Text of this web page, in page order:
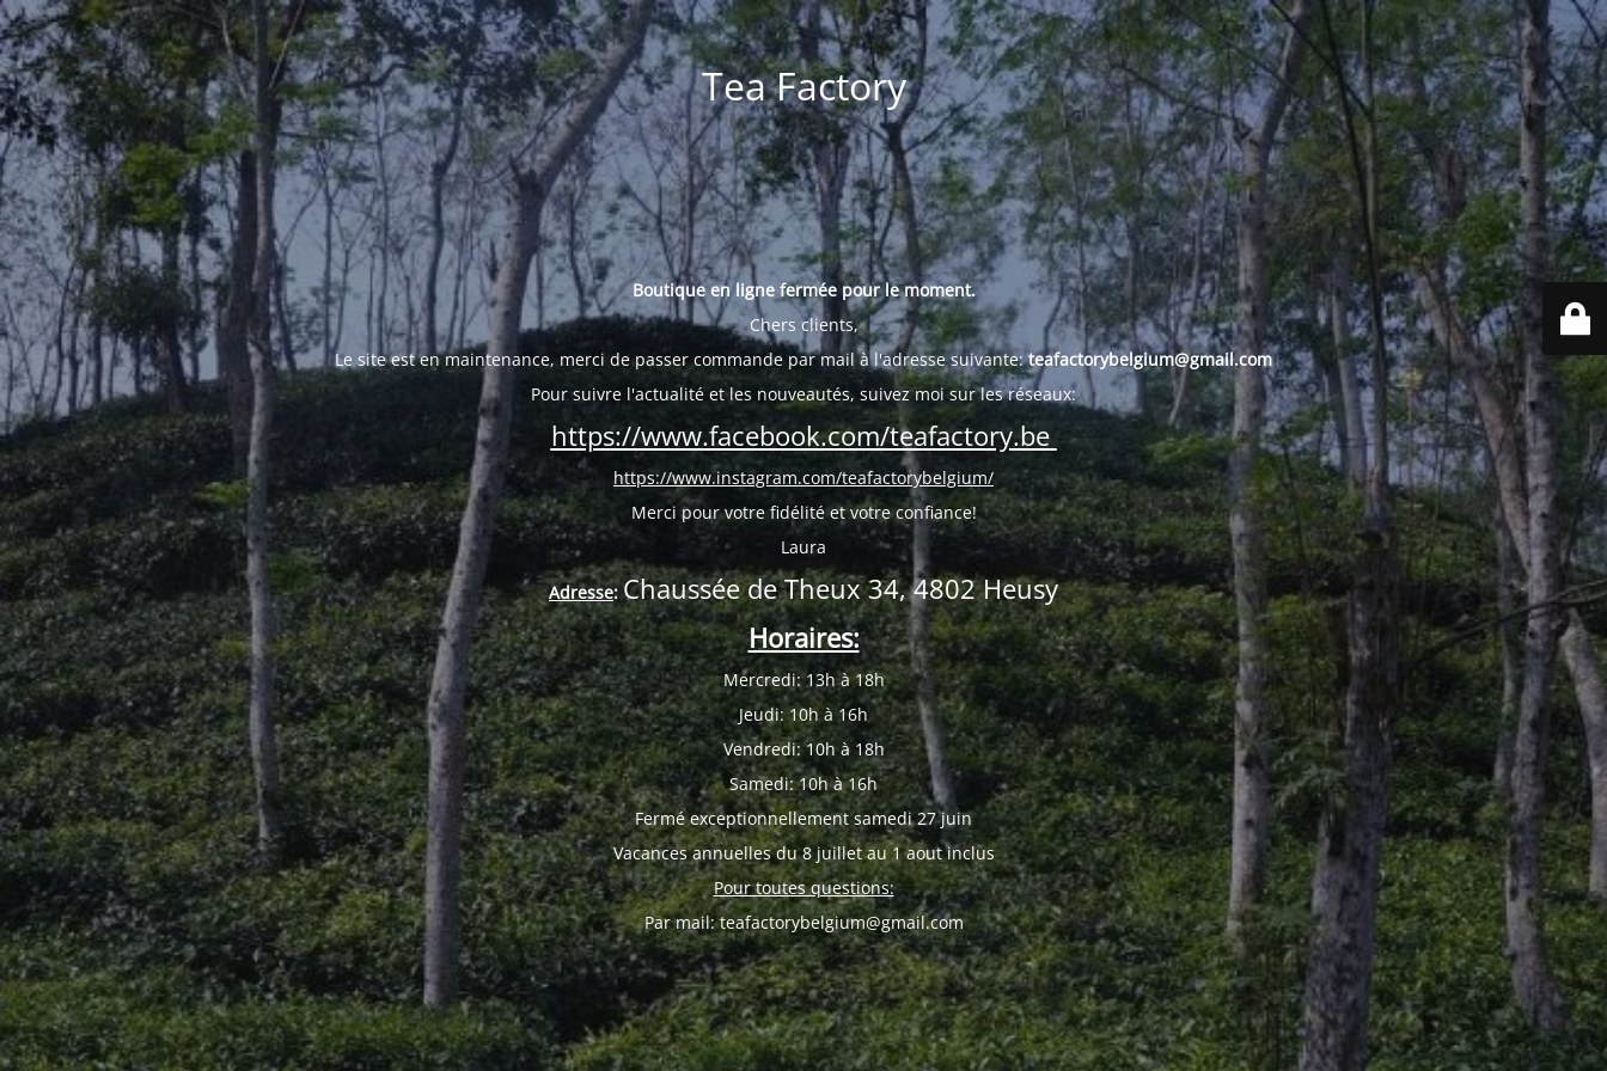
Tea Factory
Boutique en ligne fermée pour le moment.
Chers clients,
Le site est en maintenance, merci de passer commande par mail à l'adresse suivante:teafactorybelgium@gmail.com
Pour suivre l'actualité et les nouveautés, suivez moi sur les réseaux:
https://www.facebook.com/teafactory.be
https://www.instagram.com/teafactorybelgium/
Merci pour votre fidélité et votre confiance!
Laura
Adresse: Chaussée de Theux 34, 4802 Heusy
Horaires:
Mercredi: 13h à 18h
Jeudi: 10h à 16h
Vendredi: 10h à 18h
Samedi: 10h à 16h
Fermé exceptionnellement samedi 27 juin
Vacances annuelles du 8 juillet au 1 aout inclus
Pour toutes questions:
Par mail: teafactorybelgium@gmail.com